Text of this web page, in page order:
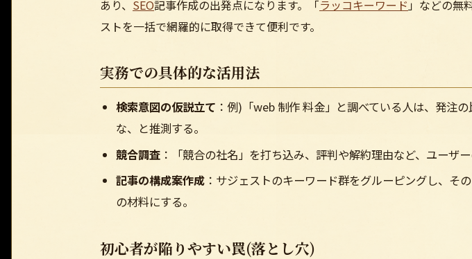
あり、 SEO記事作成の出発点になります。「ラッコキーワード 」などの無
ストを一括で網羅的に取得できて便利です。
実務での具体的な活用法
検索意図の仮説立て ：例)「web 制作 料金」と調べている人は、発注
な、と推測する。
競合調査：「競合の社名」を打ち込み、評判や解約理由など、ユーザー
記事の構成案作成：サジェストのキーワード群をグルーピングし、そ
の材料にする。
初心者が陥りやすい罠(落とし穴)